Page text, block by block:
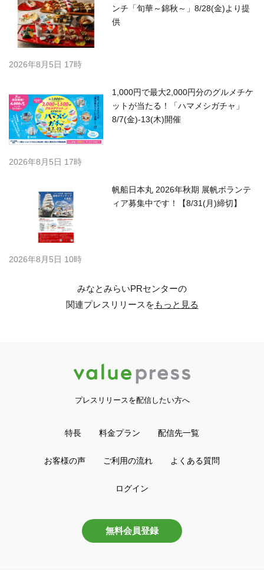
ンチ「旬華～錦秋～」8/28(金)より提
供
2026年8月5日 17時
1,000円で最大2,000円分のグルメチケ
ットが当たる！「ハマメシガチャ」
8/7(金)-13(木)開催
2026年8月5日 17時
帆船日本丸 2026年秋期 展帆ボランテ
ィア募集中です！【8/31(月)締切】
2026年8月5日 10時
みなとみらいPRセンターの
関連プレスリリースをもっと見る
プレスリリースを配信したい方へ
特長 料金プラン 配信先一覧
お客様の声 ご利用の流れ よくある質問
ログイン
無料会員登録